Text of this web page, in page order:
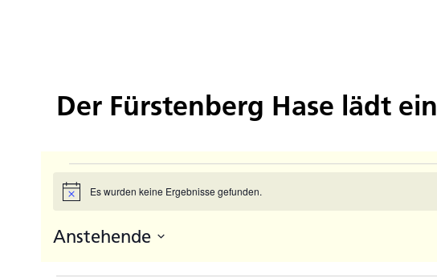
Der Fürstenberg Hase lädt ein
Veranstaltungen
HinweisEs wurden keine Ergebnisse gefunden.
Anstehende